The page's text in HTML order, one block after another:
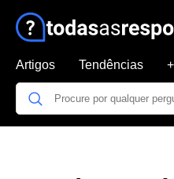
Artigos Tendências